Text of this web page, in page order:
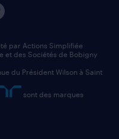
par Actions Simplifiée
et des Sociétés de Bobigny
du Président Wilson à Saint
sont des marques